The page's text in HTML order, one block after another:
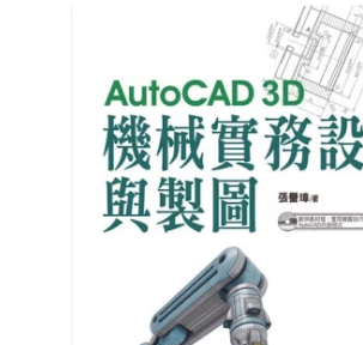
養生保健
居家生活 3C家電 運動休閒
男裝